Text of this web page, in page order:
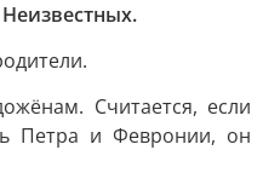
Неизвестных.
Считается, если
Петра и Февронии, он